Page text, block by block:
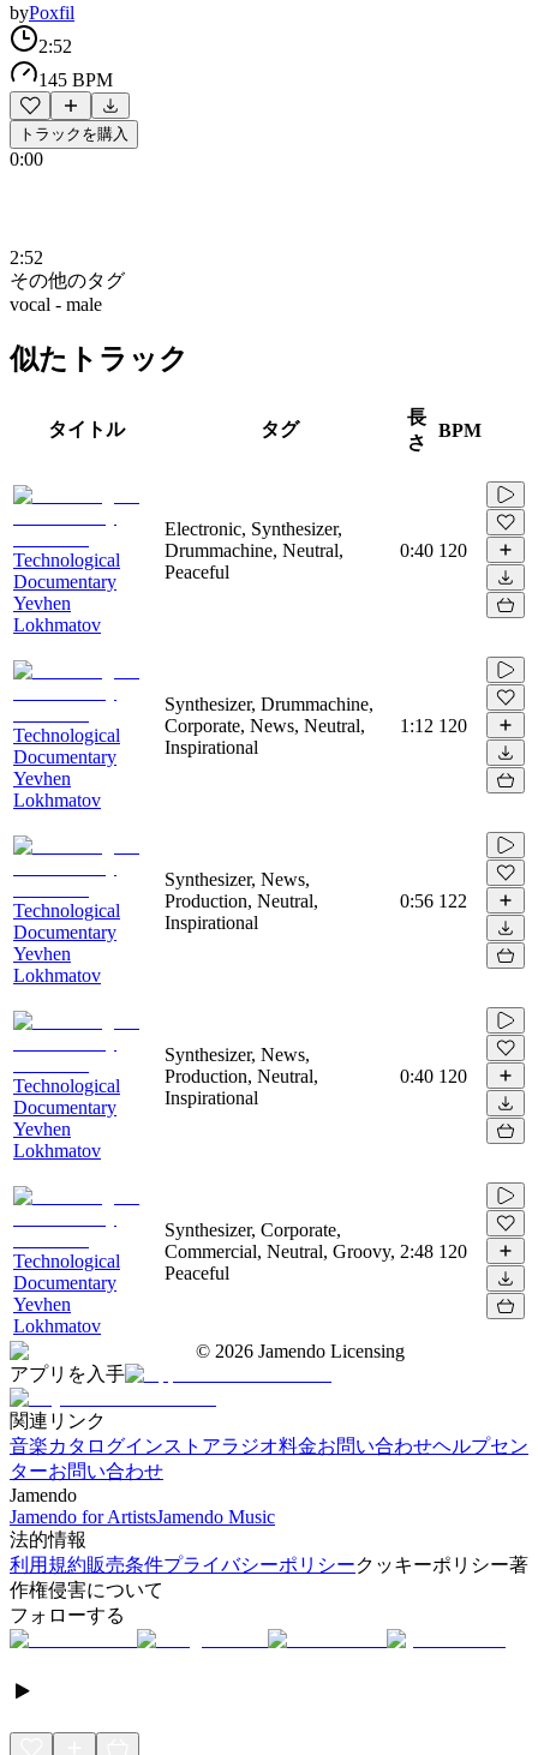
byPoxfil
2:52
145 BPM
トラックを購入
0:00
2:52
その他のタグ
vocal - male
似たトラック
タイトル タグ
長
さ
BPM
Technological
Documentary
Yevhen
Lokhmatov
Electronic, Synthesizer,
Drummachine, Neutral,
Peaceful
0:40 120
Technological
Documentary
Yevhen
Lokhmatov
Synthesizer, Drummachine,
Corporate, News, Neutral,
Inspirational
1:12 120
Technological
Documentary
Yevhen
Lokhmatov
Synthesizer, News,
Production, Neutral,
Inspirational
0:56 122
Technological
Documentary
Yevhen
Lokhmatov
Synthesizer, News,
Production, Neutral,
Inspirational
0:40 120
Technological
Documentary
Yevhen
Lokhmatov
Synthesizer, Corporate,
Commercial, Neutral, Groovy,
Peaceful
2:48 120
© 2026 Jamendo Licensing
アプリを入手
関連リンク
音楽カタログインストアラジオ料金お問い合わせヘルプセン
ターお問い合わせ
Jamendo
Jamendo for ArtistsJamendo Music
法的情報
利用規約販売条件プライバシーポリシークッキーポリシー著
作権侵害について
フォローする